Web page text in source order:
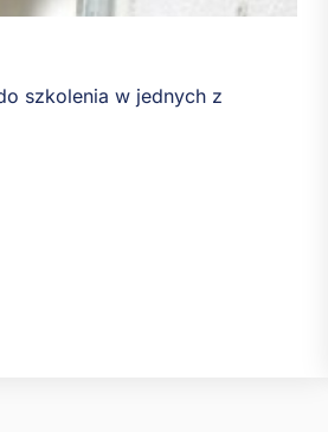
szkolenia w jednych z